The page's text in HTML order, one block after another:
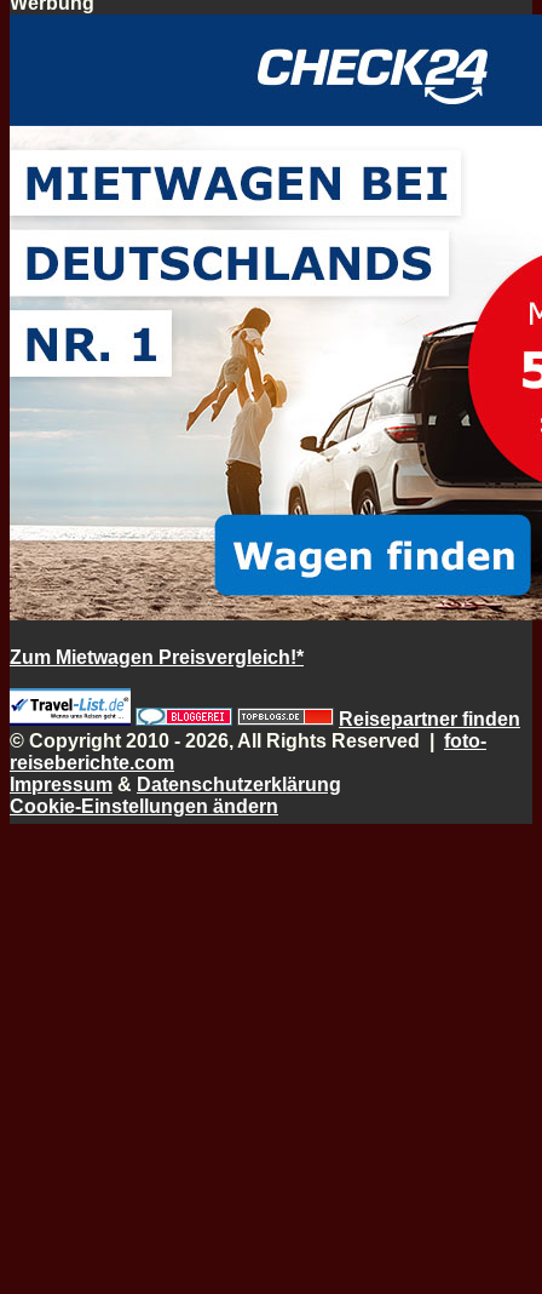
Zum Mietwagen Preisvergleich!*
Reisepartner finden
© Copyright 2010 - 2026, All Rights Reserved | foto-
reiseberichte.com
Impressum & Datenschutzerklärung
Cookie-Einstellungen ändern